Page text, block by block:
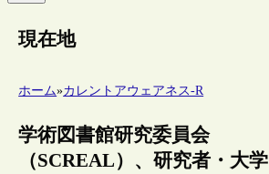
現在地
ホーム»カレントアウェアネス-R
学術図書館研究委員会
（SCREAL）、研究者・大学